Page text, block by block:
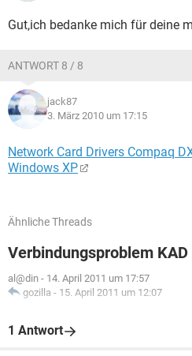
Gut,ich bedanke mich für deine
ANTWORT 8 / 8
jack87
3. März 2010 um 17:15
Network Card Drivers Compaq
Windows XP
Ähnliche Threads
Verbindungsproblem
al@din - 14. April 2011 um 17:57
gozilla - 15. April 2011 um 12:07
1 Antwort